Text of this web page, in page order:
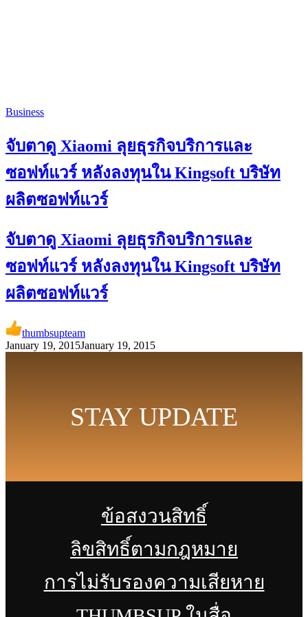
Business
จับตาดู Xiaomi ลุยธุรกิจบริการและ
ซอฟท์แวร์ หลังลงทุนใน Kingsoft บริษัท
ผลิตซอฟท์แวร์
จับตาดู Xiaomi ลุยธุรกิจบริการและ
ซอฟท์แวร์ หลังลงทุนใน Kingsoft บริษัท
ผลิตซอฟท์แวร์
thumbsupteam
January 19, 2015January 19, 2015
STAY UPDATE
ข้อสงวนสิทธิ์
ลิขสิทธิ์ตามกฎหมาย
การไม่รับรองความเสียหาย